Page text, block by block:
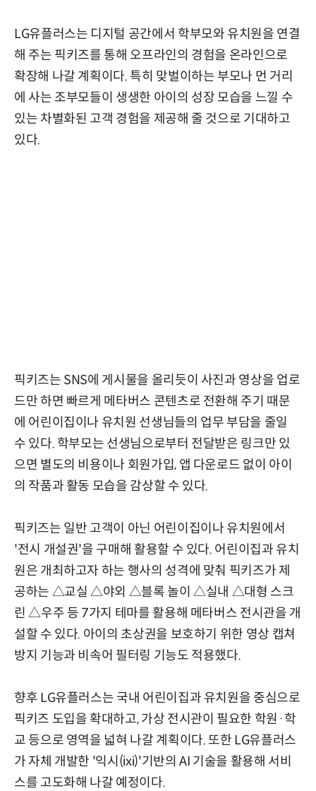
LG유플러스는 디지털 공간에서 학부모와 유치원을 연결
해 주는 픽키즈를 통해 오프라인의 경험을 온라인으로
확장해 나갈 계획이다. 특히 맞벌이하는 부모나 먼 거리
에 사는 조부모들이 생생한 아이의 성장 모습을 느낄 수
있는 차별화된 고객 경험을 제공해 줄 것으로 기대하고
있다.
픽키즈는 SNS에 게시물을 올리듯이 사진과 영상을 업로
드만 하면 빠르게 메타버스 콘텐츠로 전환해 주기 때문
에 어린이집이나 유치원 선생님들의 업무 부담을 줄일
수 있다. 학부모는 선생님으로부터 전달받은 링크만 있
으면 별도의 비용이나 회원가입, 앱 다운로드 없이 아이
의 작품과 활동 모습을 감상할 수 있다.
픽키즈는 일반 고객이 아닌 어린이집이나 유치원에서
'전시 개설권'을 구매해 활용할 수 있다. 어린이집과 유치
원은 개최하고자 하는 행사의 성격에 맞춰 픽키즈가 제
공하는 △교실 △야외 △블록 놀이 △실내 △대형 스크
린 △우주 등 7가지 테마를 활용해 메타버스 전시관을 개
설할 수 있다. 아이의 초상권을 보호하기 위한 영상 캡쳐
방지 기능과 비속어 필터링 기능도 적용했다.
향후 LG유플러스는 국내 어린이집과 유치원을 중심으로
픽키즈 도입을 확대하고, 가상 전시관이 필요한 학원·학
교 등으로 영역을 넓혀 나갈 계획이다. 또한 LG유플러스
가 자체 개발한 '익시(ixi)'기반의 AI 기술을 활용해 서비
스를 고도화해 나갈 예정이다.